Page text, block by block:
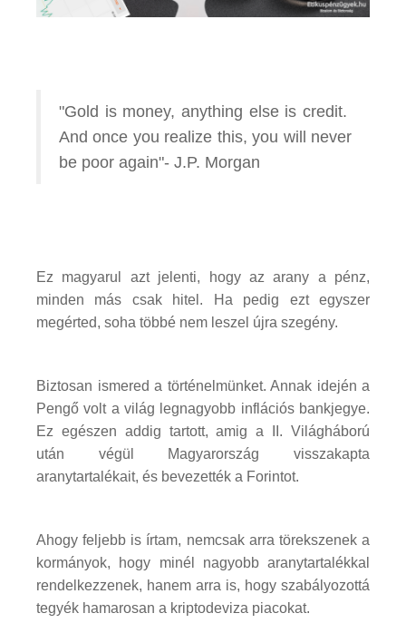
"Gold is money, anything else is credit.
And once you realize this, you will never
be poor again"- J.P. Morgan
Ez magyarul azt jelenti, hogy az arany a pénz,
minden más csak hitel. Ha pedig ezt egyszer
megérted, soha többé nem leszel újra szegény.
Biztosan ismered a történelmünket. Annak idején a
Pengő volt a világ legnagyobb inflációs bankjegye.
Ez egészen addig tartott, amig a II. Világháború
után végül Magyarország visszakapta
aranytartalékait, és bevezették a Forintot.
Ahogy feljebb is írtam, nemcsak arra törekszenek a
kormányok, hogy minél nagyobb aranytartalékkal
rendelkezzenek, hanem arra is, hogy szabályozottá
tegyék hamarosan a kriptodeviza piacokat.